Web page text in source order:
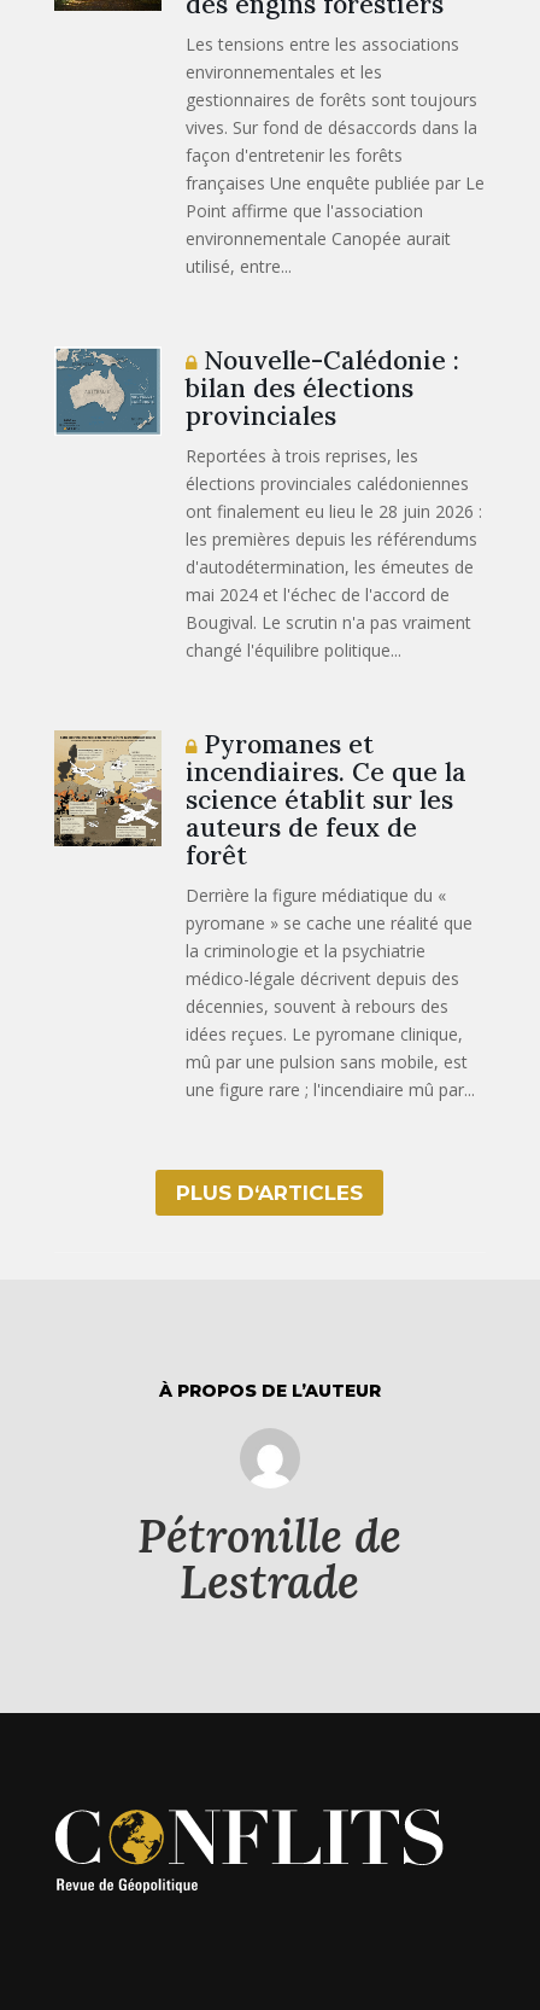
Les tensions entre les associations
environnementales et les
gestionnaires de forêts sont toujours
vives. Sur fond de désaccords dans la
façon d'entretenir les forêts
françaises Une enquête publiée par Le
Point affirme que l'association
environnementale Canopée aurait
utilisé, entre...
Nouvelle-Calédonie :
bilan des élections
provinciales
Reportées à trois reprises, les
élections provinciales calédoniennes
ont finalement eu lieu le 28 juin 2026 :
les premières depuis les référendums
d'autodétermination, les émeutes de
mai 2024 et l'échec de l'accord de
Bougival. Le scrutin n'a pas vraiment
changé l'équilibre politique...
Pyromanes et
incendiaires. Ce que la
science établit sur les
auteurs de feux de
forêt
Derrière la figure médiatique du «
pyromane » se cache une réalité que
la criminologie et la psychiatrie
médico-légale décrivent depuis des
décennies, souvent à rebours des
idées reçues. Le pyromane clinique,
mû par une pulsion sans mobile, est
une figure rare ; l'incendiaire mû par...
PLUS D‘ARTICLES
À PROPOS DE L’AUTEUR
Pétronille de
Lestrade